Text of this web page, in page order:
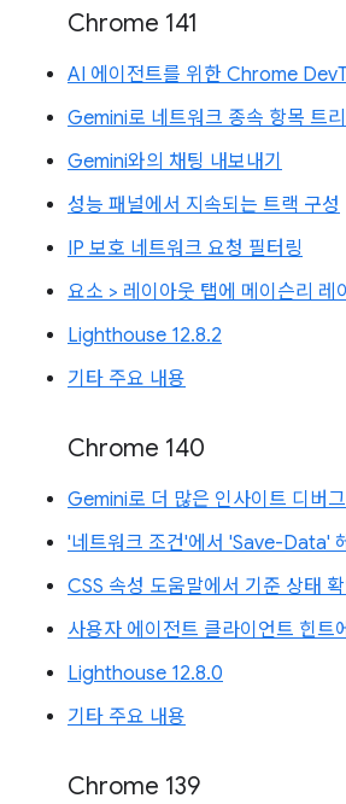
Chrome 141
AI 에이전트를 위한 Chrome
Gemini로 네트워크 종속 항목 트
Gemini와의 채팅 내보내기
성능 패널에서 지속되는 트랙 구성
IP 보호 네트워크 요청 필터링
요소 > 레이아웃 탭에 메이슨리 레
Lighthouse 12.8.2
기타 주요 내용
Chrome 140
Gemini로 더 많은 인사이트 디버그
'네트워크 조건'에서 'Save-Data'
CSS 속성 도움말에서 기준 상태 확
사용자 에이전트 클라이언트 힌트
Lighthouse 12.8.0
기타 주요 내용
Chrome 139